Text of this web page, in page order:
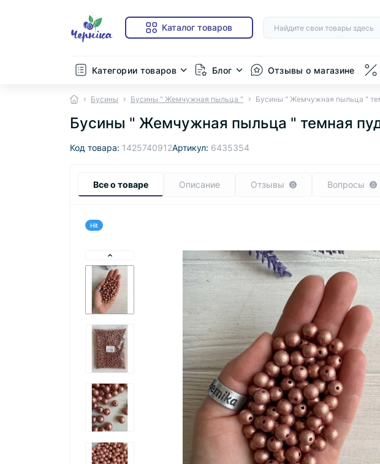
Каталог товаров
Категории товаров Блог Отзывы о магазине
Бусины Бусины " Жемчужная пыльца " Бусины " Жемчужная пыльца "
Бусины " Жемчужная пыльца " темная
Код товара: 1425740912Артикул: 6435354
Все о товаре Описание Отзывы 0 Вопросы 0
Hit